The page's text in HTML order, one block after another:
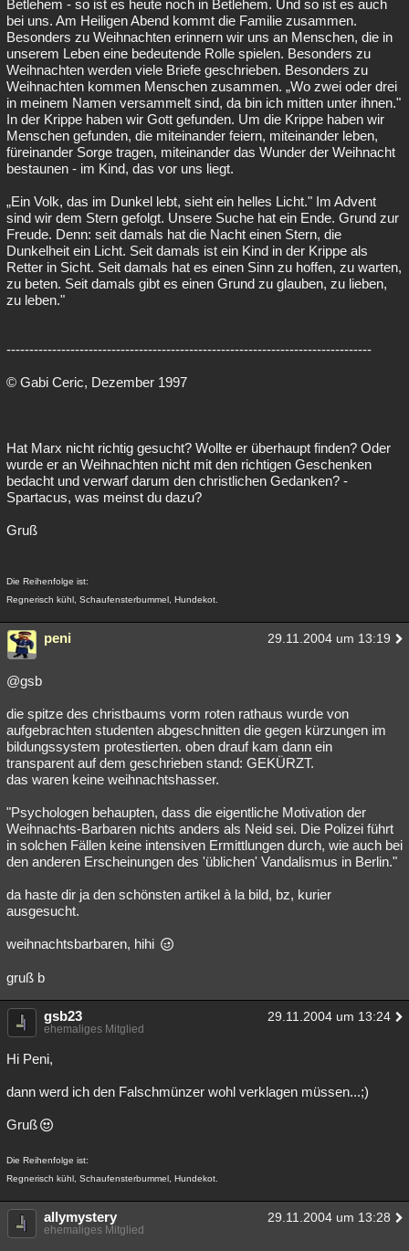
Betlehem - so ist es heute noch in Betlehem. Und so ist es auch
bei uns. Am Heiligen Abend kommt die Familie zusammen.
Besonders zu Weihnachten erinnern wir uns an Menschen, die in
unserem Leben eine bedeutende Rolle spielen. Besonders zu
Weihnachten werden viele Briefe geschrieben. Besonders zu
Weihnachten kommen Menschen zusammen. „Wo zwei oder drei
in meinem Namen versammelt sind, da bin ich mitten unter ihnen."
In der Krippe haben wir Gott gefunden. Um die Krippe haben wir
Menschen gefunden, die miteinander feiern, miteinander leben,
füreinander Sorge tragen, miteinander das Wunder der Weihnacht
bestaunen - im Kind, das vor uns liegt.
„Ein Volk, das im Dunkel lebt, sieht ein helles Licht." Im Advent
sind wir dem Stern gefolgt. Unsere Suche hat ein Ende. Grund zur
Freude. Denn: seit damals hat die Nacht einen Stern, die
Dunkelheit ein Licht. Seit damals ist ein Kind in der Krippe als
Retter in Sicht. Seit damals hat es einen Sinn zu hoffen, zu warten,
zu beten. Seit damals gibt es einen Grund zu glauben, zu lieben,
zu leben."
--------------------------------------------------------------------------------
© Gabi Ceric, Dezember 1997
Hat Marx nicht richtig gesucht? Wollte er überhaupt finden? Oder
wurde er an Weihnachten nicht mit den richtigen Geschenken
bedacht und verwarf darum den christlichen Gedanken? -
Spartacus, was meinst du dazu?
Gruß
Die Reihenfolge ist:
Regnerisch kühl, Schaufensterbummel, Hundekot.
peni 29.11.2004 um 13:19
@gsb
die spitze des christbaums vorm roten rathaus wurde von
aufgebrachten studenten abgeschnitten die gegen kürzungen im
bildungssystem protestierten. oben drauf kam dann ein
transparent auf dem geschrieben stand: GEKÜRZT.
das waren keine weihnachtshasser.
"Psychologen behaupten, dass die eigentliche Motivation der
Weihnachts-Barbaren nichts anders als Neid sei. Die Polizei führt
in solchen Fällen keine intensiven Ermittlungen durch, wie auch bei
den anderen Erscheinungen des 'üblichen' Vandalismus in Berlin."
da haste dir ja den schönsten artikel à la bild, bz, kurier
ausgesucht.
weihnachtsbarbaren, hihi
gruß b
gsb23 29.11.2004 um 13:24
ehemaliges Mitglied
Hi Peni,
dann werd ich den Falschmünzer wohl verklagen müssen...;)
Gruß
Die Reihenfolge ist:
Regnerisch kühl, Schaufensterbummel, Hundekot.
allymystery 29.11.2004 um 13:28
ehemaliges Mitglied